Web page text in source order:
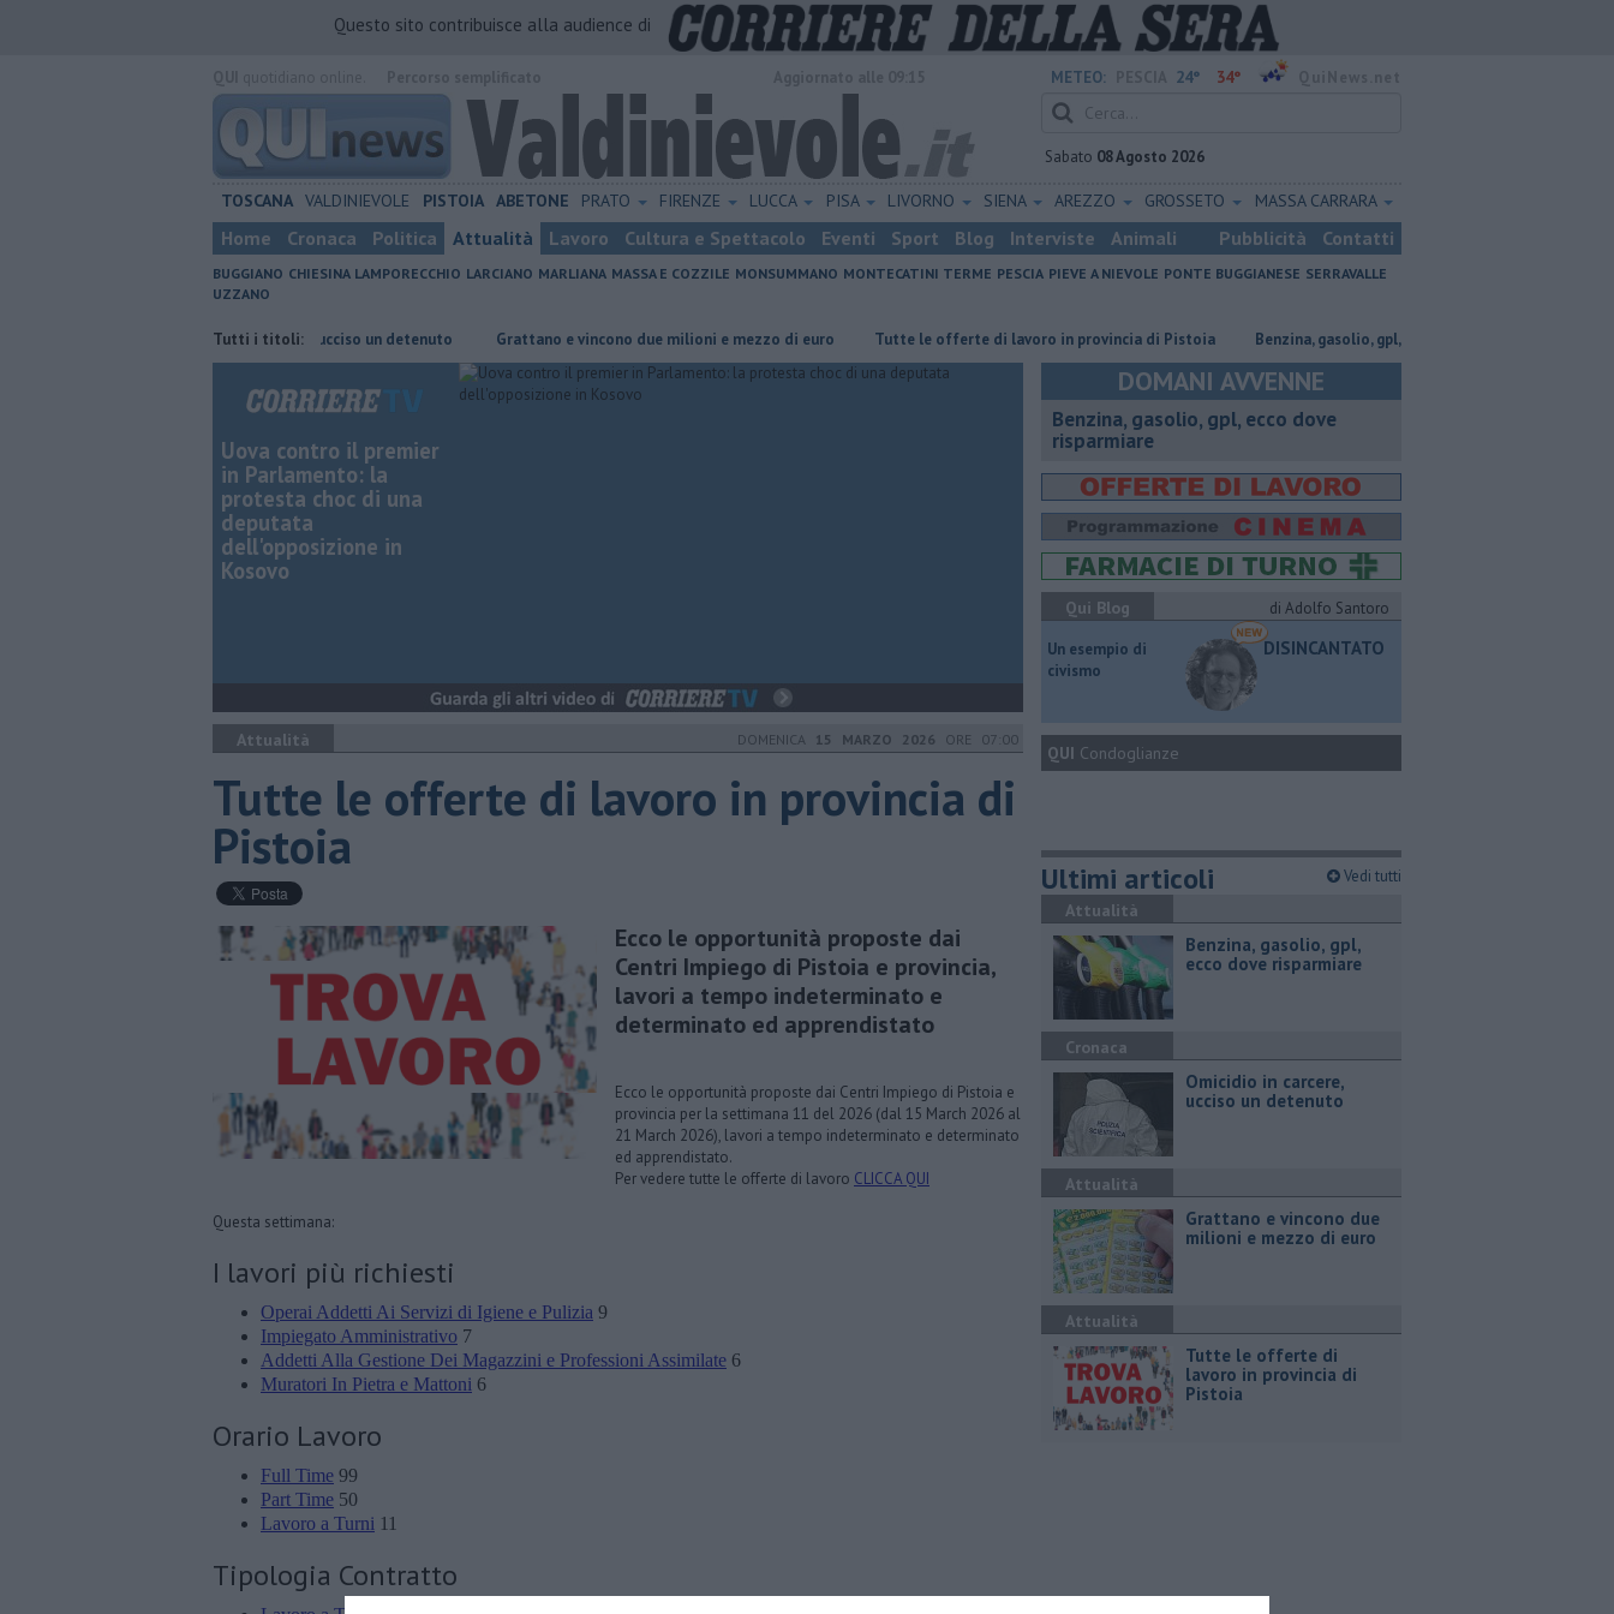
Questo sito contribuisce alla audience di
METEO: 24° 34°
Sabato 08 Agosto 2026
TOSCANA VALDINIEVOLE PISTOIA ABETONE PRATO FIRENZE LUCCA PISA LIVORNO SIENA AREZZO GROSSETO MASSA CARRARA
Home Cronaca Politica Attualità Lavoro Cultura e Spettacolo Eventi Sport Blog Interviste Animali Pubblicità Contatti
BUGGIANO CHIESINA LAMPORECCHIO LARCIANO MARLIANA MASSA E COZZILE MONSUMMANO MONTECATINI TERME PESCIA PIEVE A NIEVOLE PONTE BUGGIANESE SERRAVALLE
UZZANO
Tutti i titoli:
Omicidio in carcere, ucciso un detenuto Grattano e vincono due milioni e mezzo di euro ​Tutte le offerte di lavoro in provincia di Pistoia ​Benzina, gasolio, gpl, ecco dove risparmiare
Uova contro il premier
in Parlamento: la
protesta choc di una
deputata
dell'opposizione in
Kosovo
Attualità DOMENICA 15 MARZO 2026 ORE 07:00
​Tutte le offerte di lavoro in provincia di
Pistoia
Ecco le opportunità proposte dai
Centri Impiego di Pistoia e provincia,
lavori a tempo indeterminato e
determinato ed apprendistato
Ecco le opportunità proposte dai Centri Impiego di Pistoia e
provincia per la settimana 11 del 2026 (dal 15 March 2026 al
21 March 2026), lavori a tempo indeterminato e determinato
ed apprendistato.
Per vedere tutte le offerte di lavoro CLICCA QUI
Questa settimana:
I lavori più richiesti
Operai Addetti Ai Servizi di Igiene e Pulizia 9
Impiegato Amministrativo 7
Addetti Alla Gestione Dei Magazzini e Professioni Assimilate 6
Muratori In Pietra e Mattoni 6
Orario Lavoro
Full Time 99
Part Time 50
Lavoro a Turni 11
Tipologia Contratto
DOMANI AVVENNE
​Benzina, gasolio, gpl, ecco dove
risparmiare
Qui Blog
di Adolfo Santoro
​Un esempio di
civismo
DISINCANTATO
QUI Condoglianze
Ultimi articoli Vedi tutti
Attualità
​Benzina, gasolio, gpl,
ecco dove risparmiare
Cronaca
Omicidio in carcere,
ucciso un detenuto
Attualità
Grattano e vincono due
milioni e mezzo di euro
Attualità
​Tutte le offerte di
lavoro in provincia di
Pistoia